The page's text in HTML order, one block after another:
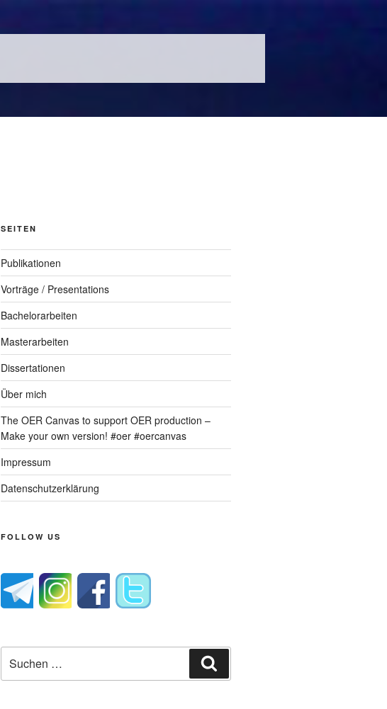
SEITEN
Publikationen
Vorträge / Presentations
Bachelorarbeiten
Masterarbeiten
Dissertationen
Über mich
The OER Canvas to support OER production –
Make your own version! #oer #oercanvas
Impressum
Datenschutzerklärung
FOLLOW US
nach: